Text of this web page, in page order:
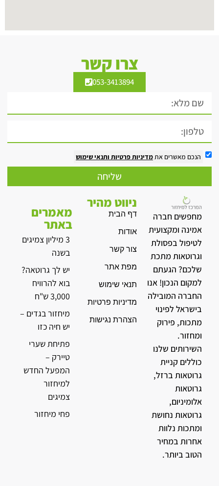
צרו קשר
053-3413894
הנכם מאשרים אתמדיניות פרטיות ותנאי שימוש
שליחה
מחפשים חברה
אמינה ומקצועית
לטיפול בפסולת
וגרוטאות מתכת
שלכם? הגעתם
למקום הנכון! אנו
החברה המובילה
בישראל לפינוי
מתכות, פירוק
ומחזור.
השירותים שלנו
כוללים קניית
גרוטאות ברזל,
גרוטאות
אלומיניום,
גרוטאות נחושת
ומתכות נלוות
אחרות במחיר
הטוב ביותר.
ניווט מהיר
דף הבית
אודות
צור קשר
מפת אתר
תנאי שימוש
מדיניות פרטיות
הצהרת נגישות
מאמרים
באתר
3 מיליון צמיגים
בשנה
יש לך גרוטאה?
בוא להרוויח
3,000 ש"ח
מיחזור בגדים –
יש חיה כזו
פתיחת שערי
טיירק –
המפעל החדש
למיחזור
צמיגים
פחי מיחזור